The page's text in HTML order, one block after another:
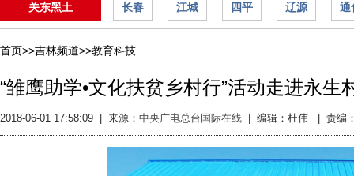
关东黑土 长春 江城 四平 辽源 通
首页>>吉林频道>>教育科技
“雏鹰助学•文化扶贫乡村行”活动走进永生
2018-06-01 17:58:09 来源： 中央广电总台国际在线 编辑：杜伟 | 责编